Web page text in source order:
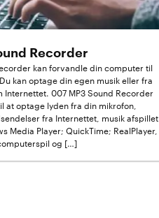
Recorder
kan forvandle din computer til
kan optage din egen musik eller fra
Internettet. 007 MP3 Sound Recorder
at optage lyden fra din mikrofon,
fra Internettet, musik afspillet
Media Player; QuickTime; RealPlayer,
og […]